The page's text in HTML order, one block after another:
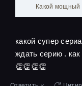
Какой
какой супер
ждать серию .
👏👏👏👏